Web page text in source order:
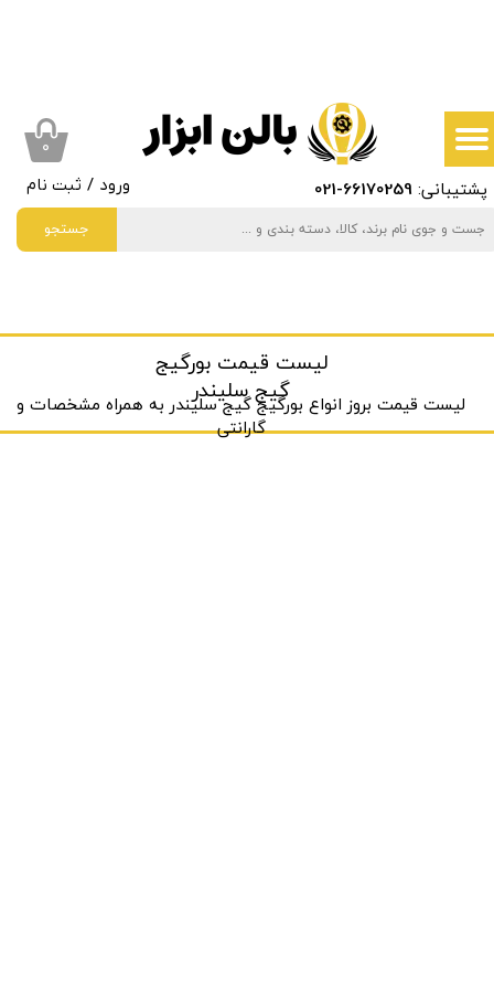
جستجو
پشتیبانی:66170259
-021 ورود / ثبت نام
سفارشات
خروج از حساب کاربری
۰
لیست قیمت بورگیج
گیج سلیندر
لیست قیمت بروز انواع بورگیج گیج سلیندر به ‌همراه مشخصات و
گارانتی